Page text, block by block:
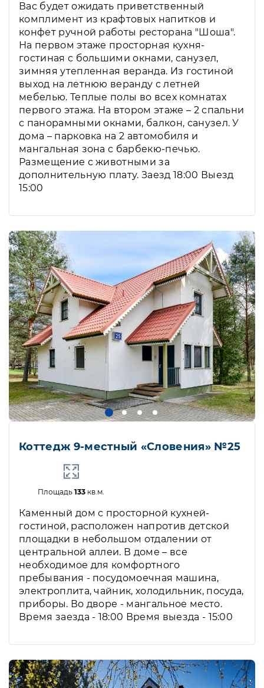
Вас будет ожидать приветственный
комплимент из крафтовых напитков и
конфет ручной работы ресторана "Шоша".
На первом этаже просторная кухня-
гостиная с большими окнами, санузел,
зимняя утепленная веранда. Из гостиной
выход на летнюю веранду с летней
мебелью. Теплые полы во всех комнатах
первого этажа. На втором этаже – 2 спальни
с панорамными окнами, балкон, санузел. У
дома – парковка на 2 автомобиля и
мангальная зона с барбекю-печью.
Размещение с животными за
дополнительную плату. Заезд 18:00 Выезд
15:00
Коттедж 9-местный «Словения» №25
Площадь133 кв.м.
Каменный дом с просторной кухней-
гостиной, расположен напротив детской
площадки в небольшом отдалении от
центральной аллеи. В доме – все
необходимое для комфортного
пребывания - посудомоечная машина,
электроплита, чайник, холодильник, посуда,
приборы. Во дворе - мангальное место.
Время заезда - 18:00 Время выезда - 15:00